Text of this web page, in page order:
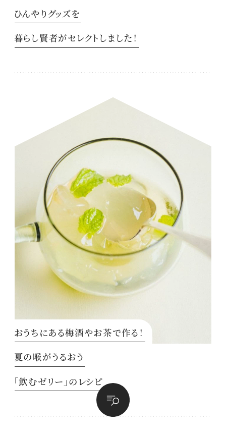
ひんやりグッズを
暮らし賢者がセレクトしました！
おうちにある梅酒やお茶で作る！
夏の喉がうるおう
「飲むゼリー」のレシピ